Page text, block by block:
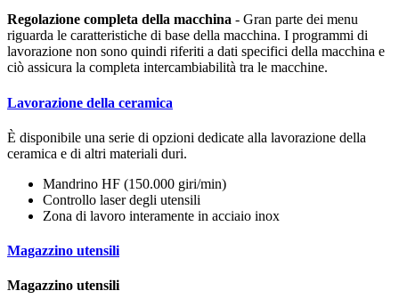
Regolazione completa della macchina - Gran parte dei menu
riguarda le caratteristiche di base della macchina. I programmi di
lavorazione non sono quindi riferiti a dati specifici della macchina e
ciò assicura la completa intercambiabilità tra le macchine.
Lavorazione della ceramica
È disponibile una serie di opzioni dedicate alla lavorazione della
ceramica e di altri materiali duri.
Mandrino HF (150.000 giri/min)
Controllo laser degli utensili
Zona di lavoro interamente in acciaio inox
Magazzino utensili
Magazzino utensili